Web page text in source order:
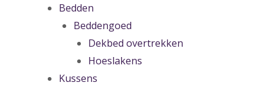
Bedden
Beddengoed
Dekbed overtrekken
Hoeslakens
Kussens